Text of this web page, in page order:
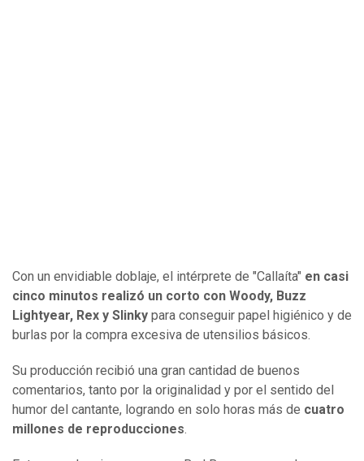
Con un envidiable doblaje, el intérprete de "Callaíta" en casi
cinco minutos realizó un corto con Woody, Buzz
Lightyear, Rex y Slinky para conseguir papel higiénico y de
burlas por la compra excesiva de utensilios básicos.
Su producción recibió una gran cantidad de buenos
comentarios, tanto por la originalidad y por el sentido del
humor del cantante, logrando en solo horas más de cuatro
millones de reproducciones.